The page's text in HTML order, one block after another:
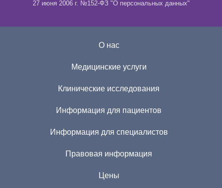
27 июня 2006 г. №152-ФЗ "О персональных данных"
О нас
Медицинские услуги
Клинические исследования
Информация для пациентов
Информация для специалистов
Правовая информация
Цены